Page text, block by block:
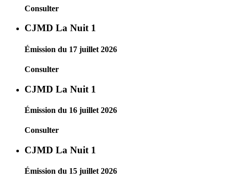
Consulter
CJMD La Nuit 1
Émission du 17 juillet 2026
Consulter
CJMD La Nuit 1
Émission du 16 juillet 2026
Consulter
CJMD La Nuit 1
Émission du 15 juillet 2026